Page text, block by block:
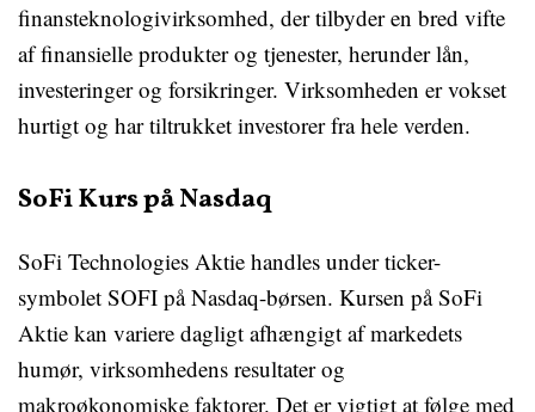
finansteknologivirksomhed, der tilbyder en bred vifte
af finansielle produkter og tjenester, herunder lån,
investeringer og forsikringer. Virksomheden er vokset
hurtigt og har tiltrukket investorer fra hele verden.
SoFi Kurs på Nasdaq
SoFi Technologies Aktie handles under ticker-
symbolet SOFI på Nasdaq-børsen. Kursen på SoFi
Aktie kan variere dagligt afhængigt af markedets
humør, virksomhedens resultater og
makroøkonomiske faktorer. Det er vigtigt at følge med